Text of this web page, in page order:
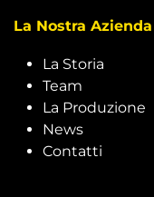
La Nostra Azienda
La Storia
Team
La Produzione
News
Contatti